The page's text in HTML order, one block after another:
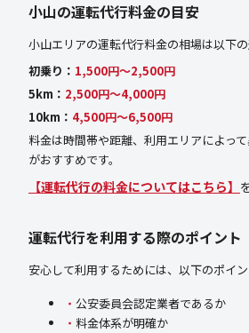
小山の運転代行料金の目安
小山エリアの運転代行料金の相場は以下の
初乗り： 1,500円〜2,500円
5km： 2,500円〜4,000円
10km： 4,500円〜6,500円
料金は時間帯や距離、利用エリアによっ
がおすすめです。
【運転代行の料金についてはこちら】
運転代行を利用する際のポイント
安心して利用するためには、以下のポイン
公安委員会認定業者であるか
料金体系が明確か